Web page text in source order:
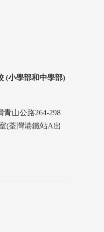
(小學部和中學部)
山公路264-298
(荃灣港鐵站A出